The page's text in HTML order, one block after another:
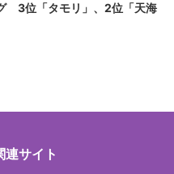
3位「タモリ」、2位「天海
連サイト